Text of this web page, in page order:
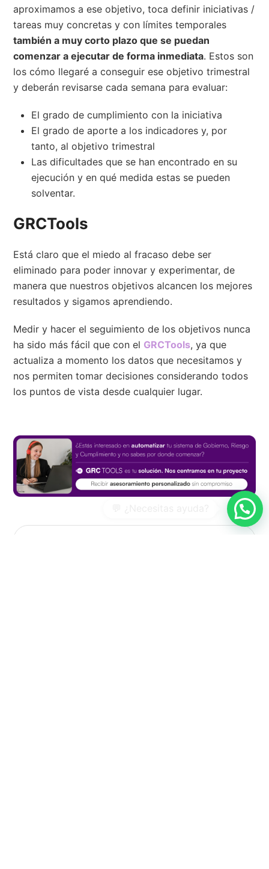
aproximamos a ese objetivo, toca definir iniciativas /
tareas muy concretas y con límites temporales
también a muy corto plazo que se puedan
comenzar a ejecutar de forma inmediata. Estos son
los cómo llegaré a conseguir ese objetivo trimestral
y deberán revisarse cada semana para evaluar:
El grado de cumplimiento con la iniciativa
El grado de aporte a los indicadores y, por
tanto, al objetivo trimestral
Las dificultades que se han encontrado en su
ejecución y en qué medida estas se pueden
solventar.
GRCTools
Está claro que el miedo al fracaso debe ser
eliminado para poder innovar y experimentar, de
manera que nuestros objetivos alcancen los mejores
resultados y sigamos aprendiendo.
Medir y hacer el seguimiento de los objetivos nunca
ha sido más fácil que con el GRCTools, ya que
actualiza a momento los datos que necesitamos y
nos permiten tomar decisiones considerando todos
los puntos de vista desde cualquier lugar.
Buscar